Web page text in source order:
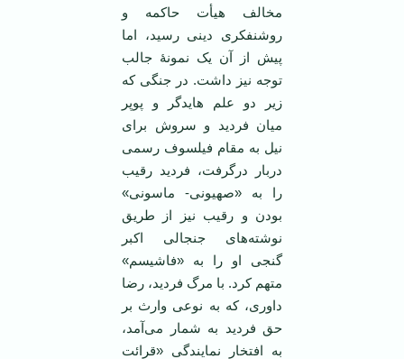
مخالف هیأت حاکمه و
روشنفکری دینی رسید، اما
پیش از آن یک نمونۀ جالب
توجه نیز داشت. در جنگی که
زیر دو علم هایدگر و پوپر
میان فردید و سروش برای
نیل به مقام فیلسوف رسمی
دربار درگرفت، فردید رقیب
را به «صهیونی- ماسونی»
بودن و رقیب نیز از طریق
نوشته‌های جنجالی اکبر
گنجی او را به «فاشیسم»
متهم کرد. با مرگ فردید، رضا
داوری، که به نوعی وارث بر
حق فردید به شمار می‌آمد،
به افتخار نمایندگی «قرائت